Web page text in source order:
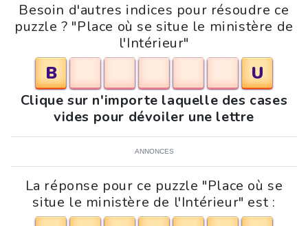
Besoin d'autres indices pour résoudre ce
puzzle ? "Place où se situe le ministère de
l'Intérieur"
B U
Clique sur n'importe laquelle des cases
vides pour dévoiler une lettre
ANNONCES
La réponse pour ce puzzle "Place où se
situe le ministère de l'Intérieur" est :